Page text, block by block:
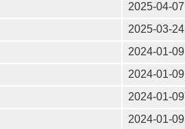
2025-04-07
2025-03-24
2024-01-09
2024-01-09
2024-01-09
2024-01-09